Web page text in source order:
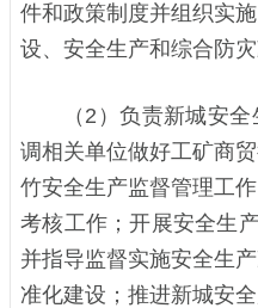
件和政策制度并组织实
设、安全生产和综合防
（2）负责新城安
调相关单位做好工矿商
竹安全生产监督管理工
考核工作；开展安全生
并指导监督实施安全生
准化建设；推进新城安